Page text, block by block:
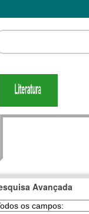
Avançada